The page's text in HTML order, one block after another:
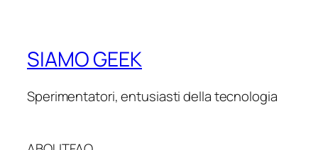
SIAMO GEEK
Sperimentatori, entusiasti della tecnologia